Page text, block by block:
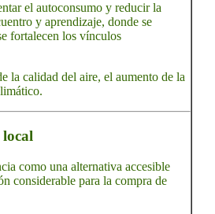
el autoconsumo y reducir la
y aprendizaje, donde se
fortalecen los vínculos
la calidad del aire, el aumento de la
como una alternativa accesible
considerable para la compra de